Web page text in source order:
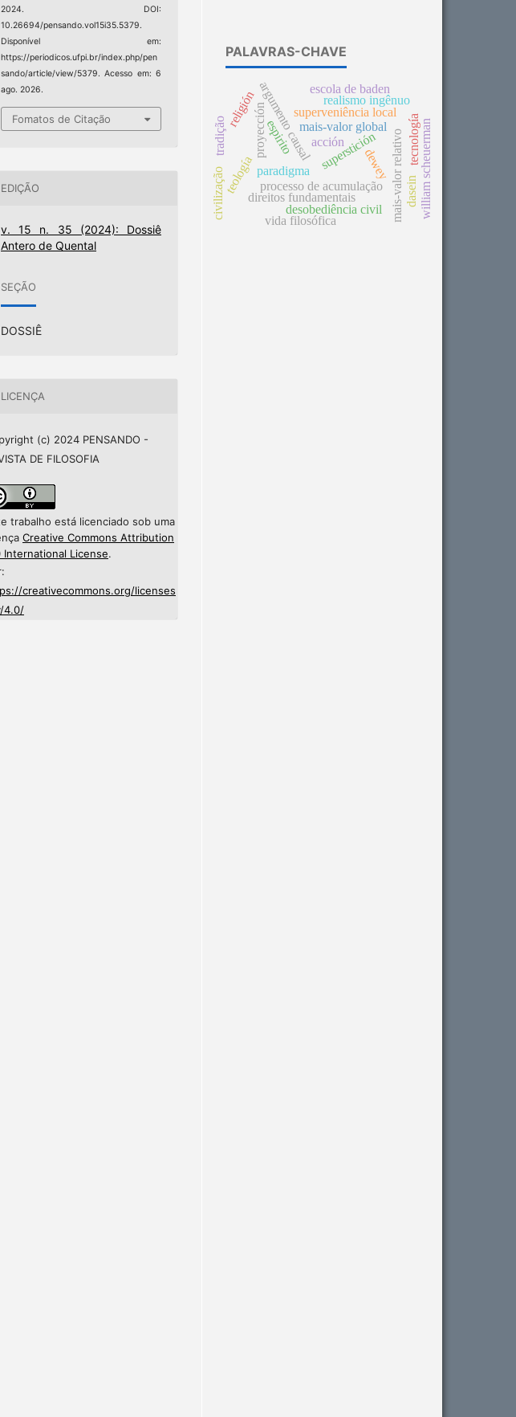
2024. DOI:
10.26694/pensando.vol15i35.5379.
Disponível em:
https://periodicos.ufpi.br/index.php/pen
sando/article/view/5379. Acesso em: 6
ago. 2026.
Fomatos de Citação
EDIÇÃO
v. 15 n. 35 (2024): Dossiê
Antero de Quental
SEÇÃO
DOSSIÊ
LICENÇA
(c) 2024 PENSANDO -
DE FILOSOFIA
trabalho está licenciado sob uma
Creative Commons Attribution
International License.
creativecommons.org/licenses
4.0/
PALAVRAS-CHAVE
argumento causalsuperstición
proyección
processo de acumulação
mais-valor global
mais-valor relativo
superveniência local
religión realismo ingênuo
tecnología
dewey
teología
direitos fundamentais
espirito william scheuerman
desobediência civil
escola de baden
dasein
tradição acción
vida filosófica
civilização paradigma